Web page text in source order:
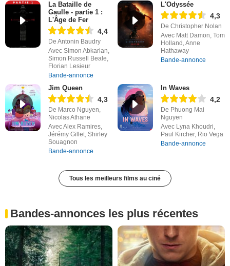
La Bataille de
Gaulle - partie 1 :
L'Âge de Fer
4,4
De Antonin Baudry
Avec Simon Abkarian,
Simon Russell Beale,
Florian Lesieur
Bande-annonce
L'Odyssée
4,3
De Christopher Nolan
Avec Matt Damon, Tom
Holland, Anne
Hathaway
Bande-annonce
Jim Queen
4,3
De Marco Nguyen,
Nicolas Athane
Avec Alex Ramires,
Jérémy Gillet, Shirley
Souagnon
Bande-annonce
In Waves
4,2
De Phuong Mai
Nguyen
Avec Lyna Khoudri,
Paul Kircher, Rio Vega
Bande-annonce
Tous les meilleurs films au ciné
Bandes-annonces les plus récentes